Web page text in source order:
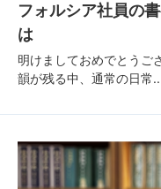
フォルシア社員の
は
明けましておめでとうご
韻が残る中、通常の日常